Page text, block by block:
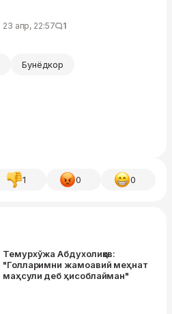
23 апр, 22:57 1
Бунёдкор
1 0 0
Темурхўжа Абдухолиқов:
"Голларимни жамоавий меҳнат
маҳсули деб ҳисоблайман"